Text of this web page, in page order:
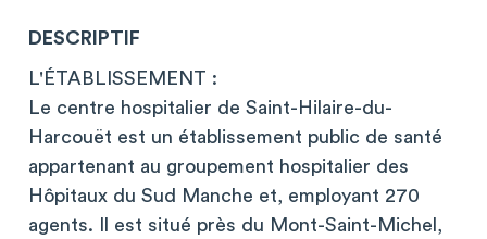
DESCRIPTIF
L'ÉTABLISSEMENT :
Le centre hospitalier de Saint-Hilaire-du-
Harcouët est un établissement public de santé
appartenant au groupement hospitalier des
Hôpitaux du Sud Manche et, employant 270
agents. Il est situé près du Mont-Saint-Michel,